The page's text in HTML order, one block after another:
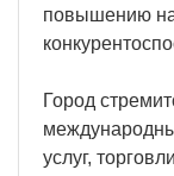
повышению
Город
услуг,